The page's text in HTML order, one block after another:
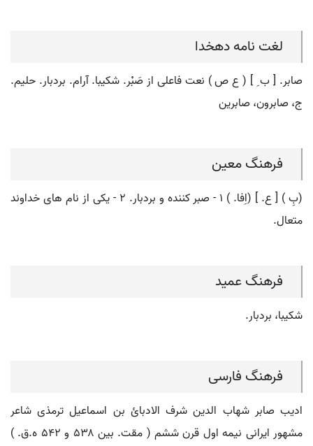
لغت نامه دهخدا
صابر. [ ب ِ ] ( ع ص ) نعت فاعلی از صَبْر. شکیبا. آرام. بردبار. حلیم.
ج، صابرون، صابرین
فرهنگ معین
(بِ ) [ ع. ] (اِفا. ) ۱ - صبر کننده و بردبار. ۲ - یکی از نام های خداوند
متعال.
فرهنگ عمید
شکیبا، بردبار.
فرهنگ فارسی
ادیب صابر شهاب الدین شرف الادبائ بن اسماعیل ترمذی شاعر
مشهور ایرانی نیمه اول قرن ششم ( مقت. بین ۵۳۸ و ۵۴۲ ه.ق. )